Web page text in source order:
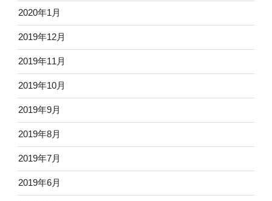
2020年1月
2019年12月
2019年11月
2019年10月
2019年9月
2019年8月
2019年7月
2019年6月